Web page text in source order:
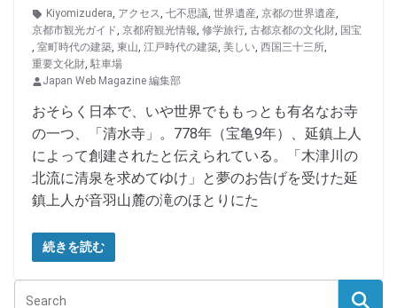
Kiyomizudera, アクセス, 七不思議, 世界遺産, 京都の世界遺産,
京都市観光ガイド, 京都府観光情報, 修学旅行, 古都京都の文化財, 国宝
, 室町時代の建築, 東山, 江戸時代の建築, 美しい, 西国三十三所,
重要文化財, 駐車場
Japan Web Magazine 編集部
おそらく日本で、いや世界でももっとも有名なお寺
の一つ、「清水寺」。778年（宝亀9年）、延鎮上人
によって創建されたと伝えられている。「木津川の
北流に清泉を求めてゆけ」と夢のお告げを受けた延
鎮上人が音羽山麓の滝のほとりにた
続きを読む